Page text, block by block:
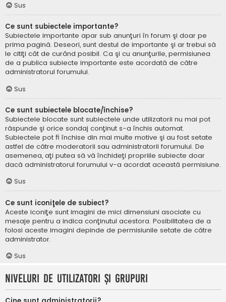
Sus
Ce sunt subiectele importante?
Subiectele importante apar sub anunţuri în forum şi doar pe
prima pagină. Deseori, sunt destul de importante şi ar trebui să
le citiţi cât de curând posibil. Ca şi cu anunţurile, permisiunea
de a publica subiecte importante este acordată de către
administratorul forumului.
Sus
Ce sunt subiectele blocate/închise?
Subiectele blocate sunt subiectele unde utilizatorii nu mai pot
răspunde şi orice sondaj conţinut s-a închis automat.
Subiectele pot fi închise din mai multe motive şi au fost setate
astfel de către moderatorii sau administratorii forumului. De
asemenea, aţi putea să vă închideţi propriile subiecte doar
dacă administratorul forumului v-a acordat această permisiune.
Sus
Ce sunt iconiţele de subiect?
Aceste iconiţe sunt imagini de mici dimensiuni asociate cu
mesaje pentru a indica conţinutul acestora. Posibilitatea de a
folosi aceste imagini depinde de permisiunile setate de către
administrator.
Sus
Niveluri de utilizatori şi grupuri